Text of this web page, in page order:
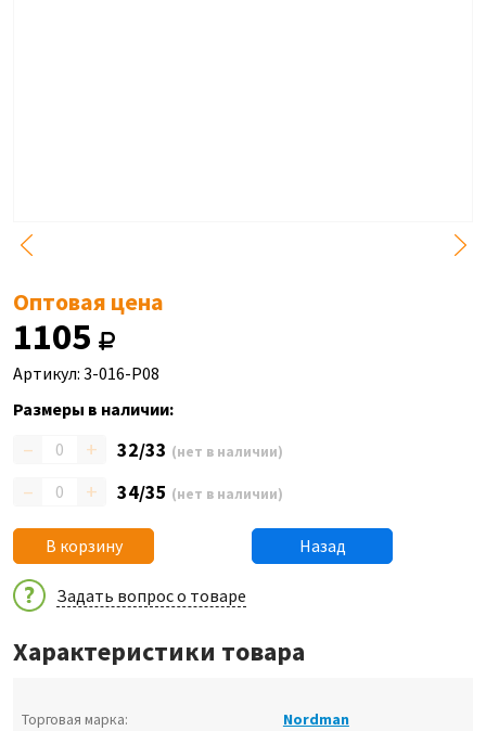
Оптовая цена
1105
Артикул: 3-016-P08
Размеры в наличии:
– + 32/33 (нет в наличии)
– + 34/35 (нет в наличии)
В корзину Назад
Задать вопрос о товаре
Характеристики товара
Торговая марка:
Nordman